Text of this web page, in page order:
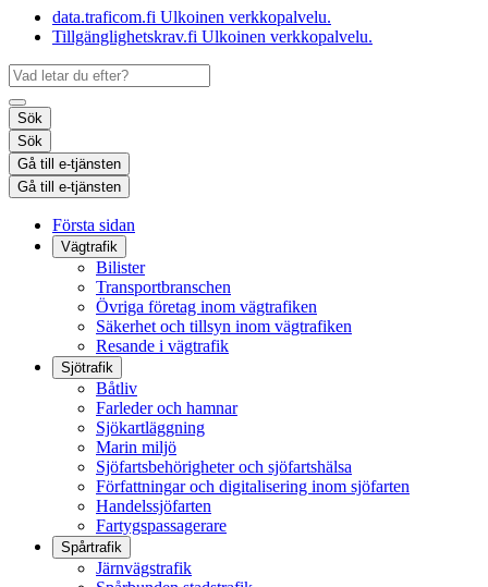
data.traficom.fi Ulkoinen verkkopalvelu.
Tillgänglighetskrav.fi Ulkoinen verkkopalvelu.
Sök
Sök
Gå till e-tjänsten
Gå till e-tjänsten
Första sidan
Vägtrafik
Bilister
Transportbranschen
Övriga företag inom vägtrafiken
Säkerhet och tillsyn inom vägtrafiken
Resande i vägtrafik
Sjötrafik
Båtliv
Farleder och hamnar
Sjökartläggning
Marin miljö
Sjöfartsbehörigheter och sjöfartshälsa
Författningar och digitalisering inom sjöfarten
Handelssjöfarten
Fartygspassagerare
Spårtrafik
Järnvägstrafik